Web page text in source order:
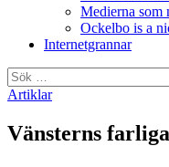
Medierna som
Ockelbo is a
Internetgrannar
Sök
efter:
Artiklar
Vänsterns